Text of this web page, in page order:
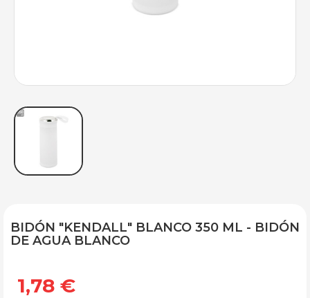
BIDÓN "KENDALL" BLANCO 350 ML - BIDÓN
DE AGUA BLANCO
1,78 €